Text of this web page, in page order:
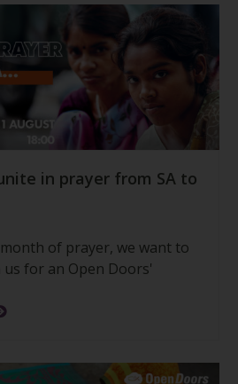
in prayer from SA to
of prayer, we want to
for an Open Doors'